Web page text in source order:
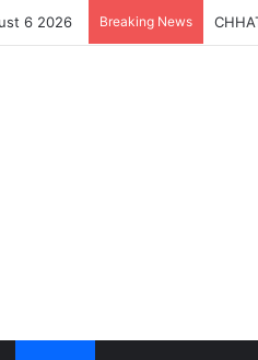
6 2026 Breaking News